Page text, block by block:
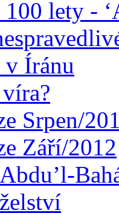
100 lety -
v Íránu
Srpen/
Září/2012